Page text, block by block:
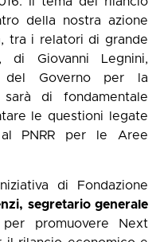
della nostra azione
tra i relatori di grande
di Giovanni Legnini,
del Governo per la
sarà di fondamentale
le questioni legate
PNRR per le Aree
di Fondazione
segretario generale
per promuovere Next